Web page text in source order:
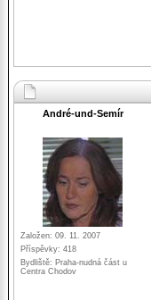
André-und-Semír
Založen: 09. 11. 2007
Příspěvky: 418
Bydliště: Praha-nudná část u
Centra Chodov